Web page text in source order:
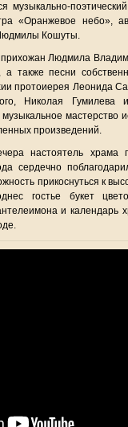
музыкально-
«Оранжевое небо»,
Людмилы Кошуты.
прихожан Людмила
а также песни
протоиерея Леонида
Николая Гумилева
мастерство
произведений.
настоятель храма
сердечно
прикоснуться к
гостье букет
и календарь